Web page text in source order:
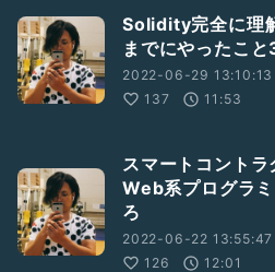
Solidity完全に理
までにやったこと
2022-06-29 13:10:13
137
11:53
スマートコント
Web系プログラ
ろ
2022-06-22 13:55:47
126
12:01